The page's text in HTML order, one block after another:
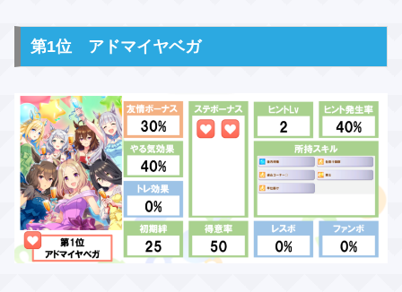
第1位 アドマイヤベガ